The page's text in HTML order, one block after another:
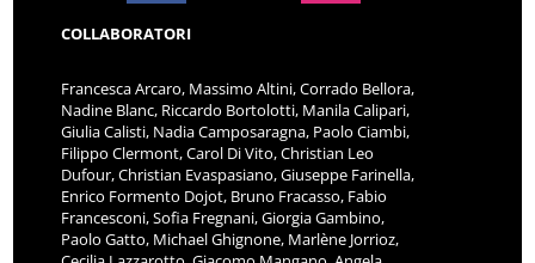
COLLABORATORI
Francesca Arcaro, Massimo Altini, Corrado Bellora,
Nadine Blanc, Riccardo Bortolotti, Manila Calipari,
Giulia Calisti, Nadia Camposaragna, Paolo Ciambi,
Filippo Clermont, Carol Di Vito, Christian Leo
Dufour, Christian Evaspasiano, Giuseppe Farinella,
Enrico Formento Dojot, Bruno Fracasso, Fabio
Francesconi, Sofia Fregnani, Giorgia Gambino,
Paolo Gatto, Michael Ghignone, Marlène Jorrioz,